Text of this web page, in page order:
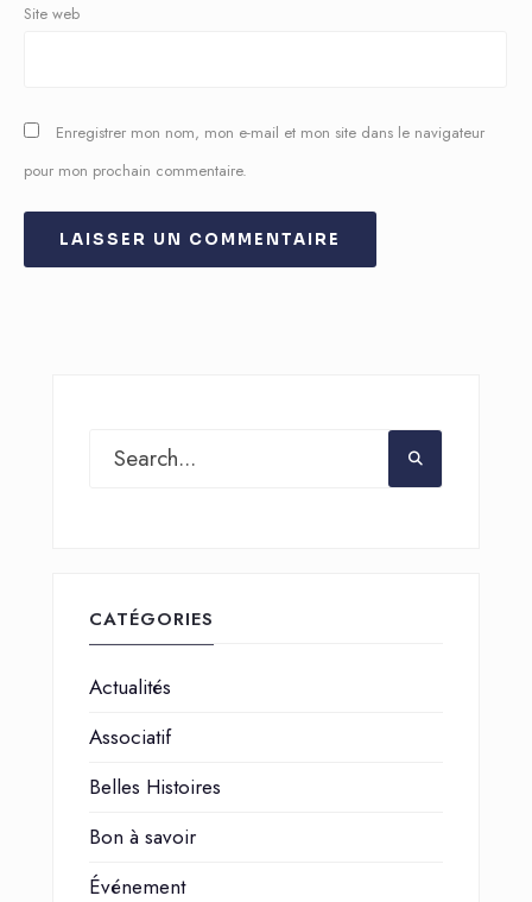
Site web
Enregistrer mon nom, mon e-mail et mon site dans le navigateur
pour mon prochain commentaire.
CATÉGORIES
Actualités
Associatif
Belles Histoires
Bon à savoir
Événement